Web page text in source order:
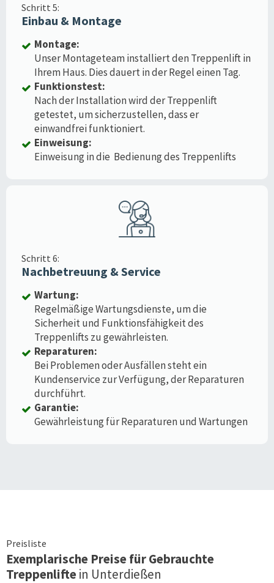
Schritt 5:
Einbau & Montage
Montage:
Unser Montageteam installiert den Treppenlift in
Ihrem Haus. Dies dauert in der Regel einen Tag.
Funktionstest:
Nach der Installation wird der Treppenlift
getestet, um sicherzustellen, dass er
einwandfrei funktioniert.
Einweisung:
Einweisung in die Bedienung des Treppenlifts
Schritt 6:
Nachbetreuung & Service
Wartung:
Regelmäßige Wartungsdienste, um die
Sicherheit und Funktionsfähigkeit des
Treppenlifts zu gewährleisten.
Reparaturen:
Bei Problemen oder Ausfällen steht ein
Kundenservice zur Verfügung, der Reparaturen
durchführt.
Garantie:
Gewährleistung für Reparaturen und Wartungen
Preisliste
Exemplarische Preise für Gebrauchte
Treppenliftein Unterdießen